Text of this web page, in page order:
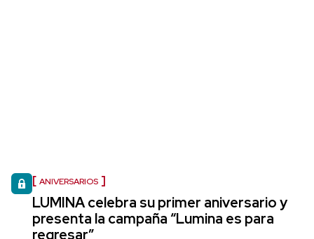
ANIVERSARIOS
LUMINA celebra su primer aniversario y
presenta la campaña “Lumina es para
regresar”